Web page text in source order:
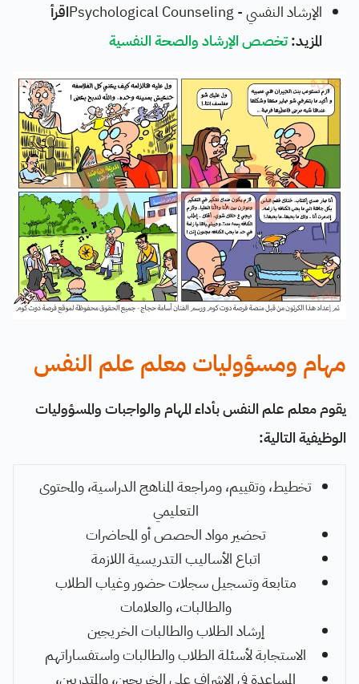
الإرشاد النفسي - Psychological Counseling
اقرأ
المزيد:تخصص الإرشاد والصحة النفسية
مهام ومسؤوليات معلم علم النفس
يقوم معلم علم النفس بأداء المهام والواجبات والمسؤوليات
الوظيفية التالية:
تخطيط، وتقييم، ومراجعة المناهج الدراسية، والمحتوى
التعليمي
تحضير مواد الحصص أو المحاضرات
اتباع الأساليب التدريسية اللازمة
متابعة وتسجيل سجلات حضور وغياب الطلاب
والطالبات، والعلامات
إرشاد الطلاب والطالبات الخريجين
الاستجابة لأسئلة الطلاب والطالبات واستفساراتهم
المساعدة في الإشراف على الخريجين، والمتدربين،